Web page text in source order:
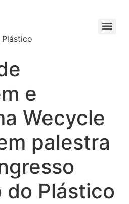
e
Wecycle
palestra
do Plástico